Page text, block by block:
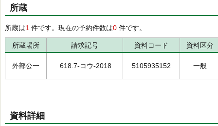
所蔵
所蔵は1 件です。現在の予約件数は0 件です。
所蔵場所 請求記号 資料コード 資料区分
外部公一 618.7-コウ-2018 5105935152 一般
資料詳細